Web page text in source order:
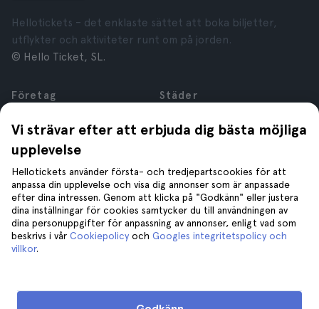
Vi strävar efter att erbjuda dig bästa möjliga
upplevelse
Hellotickets använder första- och tredjepartscookies för att
anpassa din upplevelse och visa dig annonser som är anpassade
efter dina intressen. Genom att klicka på "Godkänn" eller justera
dina inställningar för cookies samtycker du till användningen av
dina personuppgifter för anpassning av annonser, enligt vad som
beskrivs i vår Cookiepolicy och Googles integritetspolicy och
villkor.
Hellotickets – det enklaste sättet att boka biljetter,
utflykter och aktiviteter runt om på jorden.
© Hello Ticket, SL.
Företag
Karriär
Anslutna företag
Recensioner
Sekretess
Regler och villkor
Juridisk Rådgivning
Cookies
Städer
Rom
London
Granada
Kraków
Tenerife
Hjälp